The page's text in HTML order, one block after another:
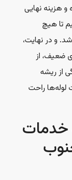
و هزینه نهایی
تا هیچ
و در نهایت،
ضعیف، از
از ریشه
لوله‌ها راحت
خدمات